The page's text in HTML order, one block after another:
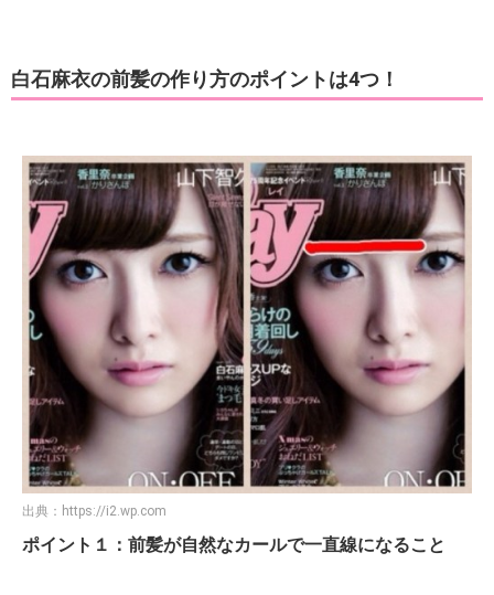
白石麻衣の前髪の作り方のポイントは4つ！
出典： https://i2.wp.com
ポイント１：前髪が自然なカールで一直線になること